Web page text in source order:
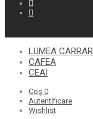
LUMEA
CAFEA
CEAI
Coș 0
Autentificare
Wishlist